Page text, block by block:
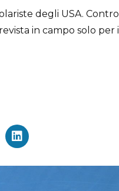
degli USA. Contro
in campo solo per il